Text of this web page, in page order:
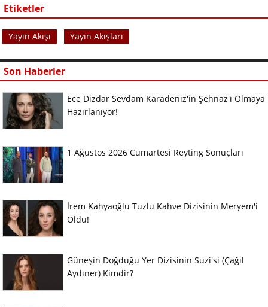
Etiketler
Yayın Akışı Yayın Akışları
Son Haberler
Ece Dizdar Sevdam Karadeniz'in Şehnaz'ı Olmaya
Hazırlanıyor!
1 Ağustos 2026 Cumartesi Reyting Sonuçları
İrem Kahyaoğlu Tuzlu Kahve Dizisinin Meryem'i
Oldu!
Güneşin Doğduğu Yer Dizisinin Suzi'si (Çağıl
Aydıner) Kimdir?